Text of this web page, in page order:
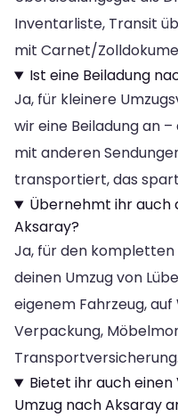
Inventarliste, Transit
mit Carnet/
Ist eine Beiladung
Ja, für kleinere
wir eine Beiladung an
mit anderen
transportiert, das
Übernehmt ihr auch
Aksaray?
Ja, für den
deinen Umzug von
eigenem Fahrzeug, auf
Verpackung,
Transportversicherung.
Bietet ihr auch
Umzug nach Aksaray